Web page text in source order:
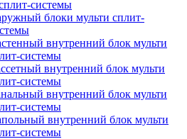
системы
блоки мульти сплит-
внутренний блок мульти
системы
внутренний блок мульти
системы
внутренний блок мульти
системы
внутренний блок мульти
системы